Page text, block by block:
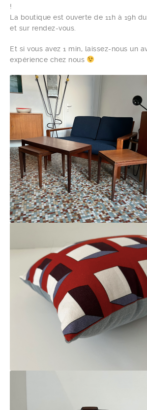
!
La boutique est ouverte de 11h à 19h
et sur rendez-vous.
Et si vous avez 1 min, laissez-nous un
expérience chez nous